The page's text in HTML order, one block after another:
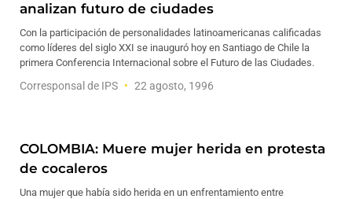
analizan futuro de ciudades
Con la participación de personalidades latinoamericanas calificadas
como líderes del siglo XXI se inauguró hoy en Santiago de Chile la
primera Conferencia Internacional sobre el Futuro de las Ciudades.
Corresponsal de IPS 22 agosto, 1996
COLOMBIA: Muere mujer herida en protesta
de cocaleros
Una mujer que había sido herida en un enfrentamiento entre